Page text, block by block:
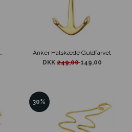
Anker Halskæde Guldfarvet
DKK249,00149,00
30%